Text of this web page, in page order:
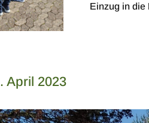
Einzug in die
April 2023